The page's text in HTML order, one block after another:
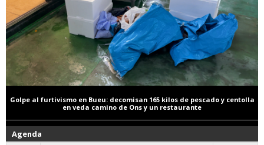
Golpe al furtivismo en Bueu: decomisan 165 kilos de pescado y centolla
en veda camino de Ons y un restaurante
Agenda